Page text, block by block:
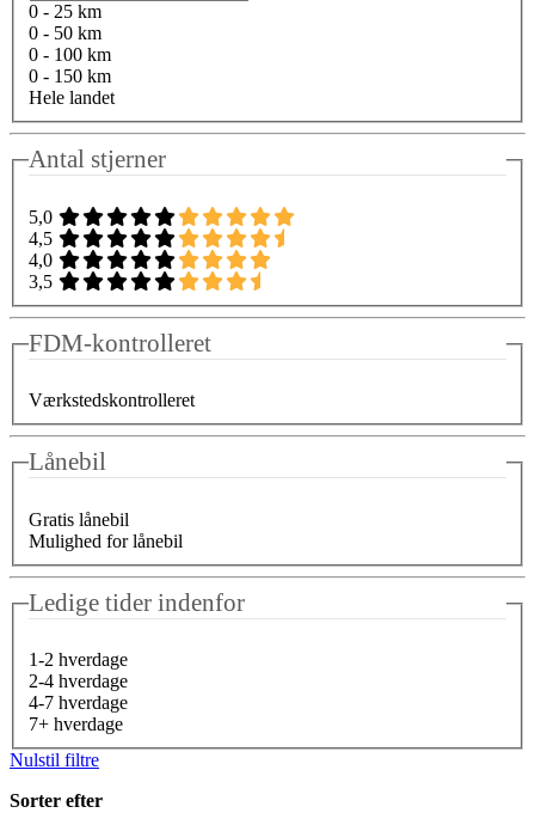
0 - 25 km
0 - 50 km
0 - 100 km
0 - 150 km
Hele landet
Antal stjerner
5,0
4,5
4,0
3,5
FDM-kontrolleret
Værkstedskontrolleret
Lånebil
Gratis lånebil
Mulighed for lånebil
Ledige tider indenfor
1-2 hverdage
2-4 hverdage
4-7 hverdage
7+ hverdage
Nulstil filtre
Sorter efter